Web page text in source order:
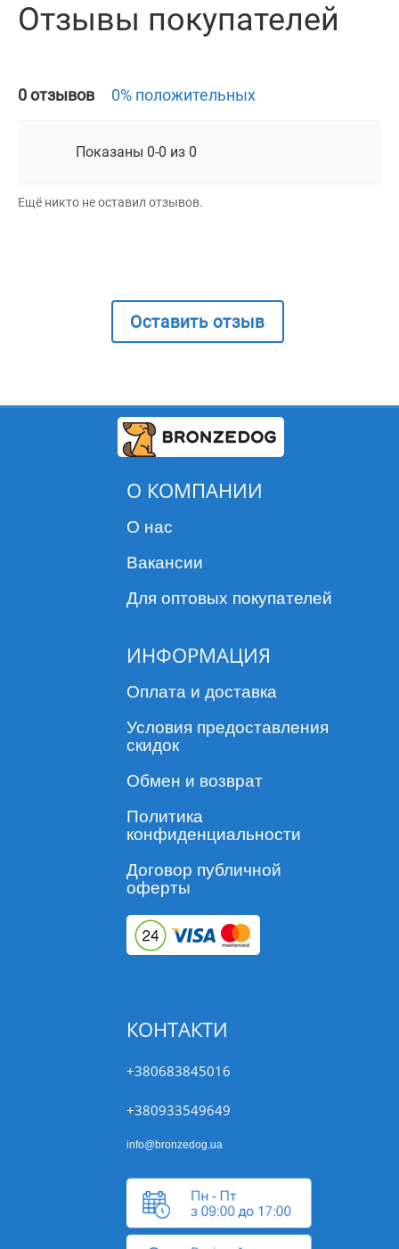
Отзывы покупателей
0 отзывов 0% положительных
Показаны 0-0 из 0
Ещё никто не оставил отзывов.
Оставить отзыв
О КОМПАНИИ
О нас
Вакансии
Для оптовых покупателей
ИНФОРМАЦИЯ
Оплата и доставка
Условия предоставления
скидок
Обмен и возврат
Политика
конфиденциальности
Договор публичной
оферты
КОНТАКТИ
+380683845016
+380933549649
info@bronzedog.ua